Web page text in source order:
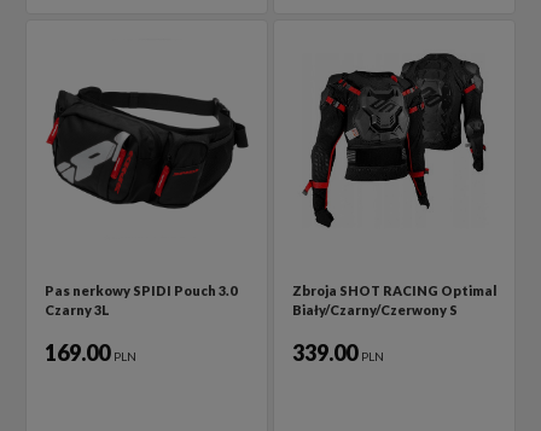
Pas nerkowy SPIDI Pouch 3.0
Czarny 3L
169.00 PLN
Zbroja SHOT RACING Optimal
Biały/Czarny/Czerwony S
339.00 PLN